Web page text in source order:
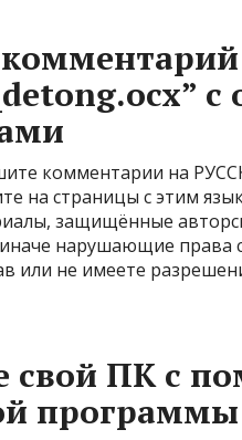
комментарии на
на страницы с этим
защищённые
нарушающие права
или не имеете
свой ПК с
программы